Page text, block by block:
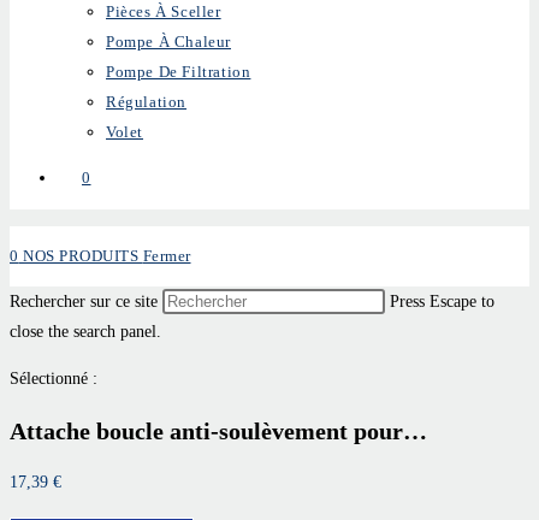
Pièces À Sceller
Pompe À Chaleur
Pompe De Filtration
Régulation
Volet
0
0 NOS PRODUITS Fermer
Rechercher sur ce site
Press Escape to
close the search panel.
Sélectionné :
Attache boucle anti-soulèvement pour…
17,39 €